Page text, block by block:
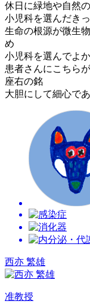
休日に緑地や自然
小児科を選んだき
生命の根源が微生
め
小児科を選んでよ
患者さんにこちら
座右の銘
大胆にして細心で
西亦 繁雄
准教授